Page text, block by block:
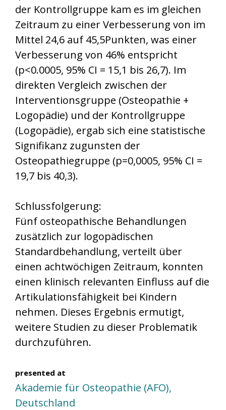
der Kontrollgruppe kam es im gleichen
Zeitraum zu einer Verbesserung von im
Mittel 24,6 auf 45,5Punkten, was einer
Verbesserung von 46% entspricht
(p<0.0005, 95% CI = 15,1 bis 26,7). Im
direkten Vergleich zwischen der
Interventionsgruppe (Osteopathie +
Logopädie) und der Kontrollgruppe
(Logopädie), ergab sich eine statistische
Signifikanz zugunsten der
Osteopathiegruppe (p=0,0005, 95% CI =
19,7 bis 40,3).
Schlussfolgerung:
Fünf osteopathische Behandlungen
zusätzlich zur logopädischen
Standardbehandlung, verteilt über
einen achtwöchigen Zeitraum, konnten
einen klinisch relevanten Einfluss auf die
Artikulationsfähigkeit bei Kindern
nehmen. Dieses Ergebnis ermutigt,
weitere Studien zu dieser Problematik
durchzuführen.
presented at
Akademie für Osteopathie (AFO),
Deutschland